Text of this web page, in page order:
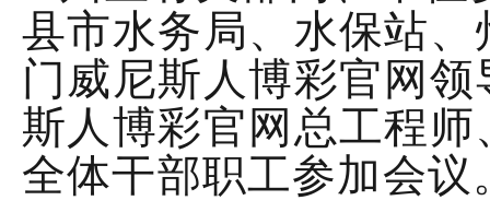
县市水务局、水保站
门威尼斯人博彩官网
斯人博彩官网总工程
全体干部职工参加会议